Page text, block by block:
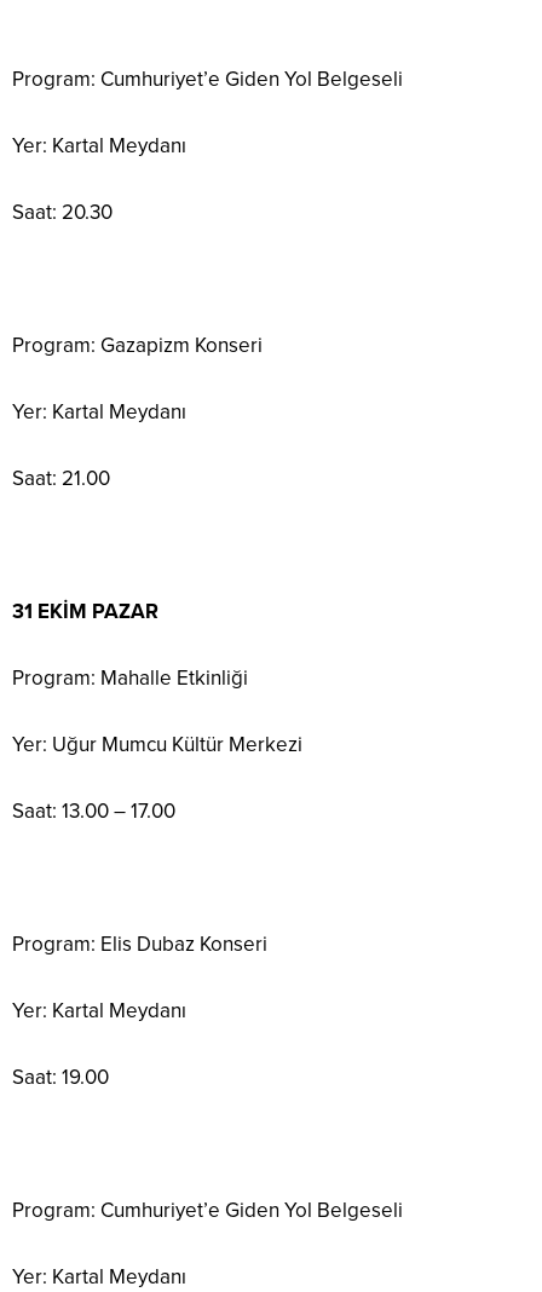
Program: Cumhuriyet’e Giden Yol Belgeseli
Yer: Kartal Meydanı
Saat: 20.30
Program: Gazapizm Konseri
Yer: Kartal Meydanı
Saat: 21.00
31 EKİM PAZAR
Program: Mahalle Etkinliği
Yer: Uğur Mumcu Kültür Merkezi
Saat: 13.00 – 17.00
Program: Elis Dubaz Konseri
Yer: Kartal Meydanı
Saat: 19.00
Program: Cumhuriyet’e Giden Yol Belgeseli
Yer: Kartal Meydanı